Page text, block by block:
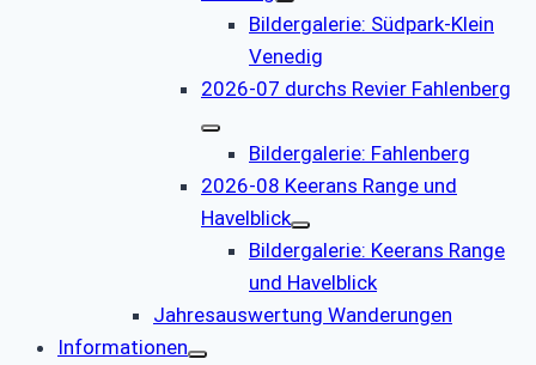
Bildergalerie: Südpark-Klein
Venedig
2026-07 durchs Revier Fahlenberg
Bildergalerie: Fahlenberg
2026-08 Keerans Range und
Havelblick
Bildergalerie: Keerans Range
und Havelblick
Jahresauswertung Wanderungen
Informationen